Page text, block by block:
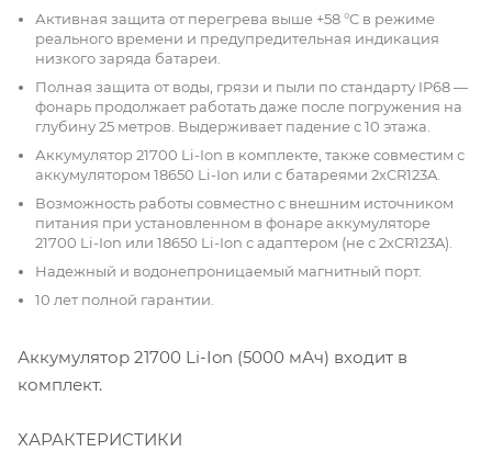
Активная защита от перегрева выше +58 °C в режиме
реального времени и предупредительная индикация
низкого заряда батареи.
Полная защита от воды, грязи и пыли по стандарту IP68 —
фонарь продолжает работать даже после погружения на
глубину 25 метров. Выдерживает падение с 10 этажа.
Аккумулятор 21700 Li-Ion в комплекте, также совместим с
аккумулятором 18650 Li-Ion или с батареями 2xCR123A.
Возможность работы совместно с внешним источником
питания при установленном в фонаре аккумуляторе
21700 Li-Ion или 18650 Li-Ion с адаптером (не с 2хCR123A).
Надежный и водонепроницаемый магнитный порт.
10 лет полной гарантии.
Аккумулятор 21700 Li-Ion (5000 мАч) входит в
комплект.
ХАРАКТЕРИСТИКИ